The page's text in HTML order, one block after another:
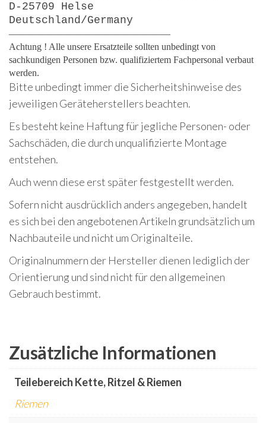
D-25709 Helse
Deutschland/Germany
—————————————————
Achtung ! Alle unsere Ersatzteile sollten unbedingt von
sachkundigen Personen bzw. qualifiziertem Fachpersonal verbaut
werden.
Bitte unbedingt immer die Sicherheitshinweise des
jeweiligen Geräteherstellers beachten.
Es besteht keine Haftung für jegliche Personen- oder
Sachschäden, die durch unqualifizierte Montage
entstehen.
Auch wenn diese erst später festgestellt werden.
Sofern nicht ausdrücklich anders angegeben, handelt
es sich bei den angebotenen Artikeln grundsätzlich um
Nachbauteile und nicht um Originalteile.
Originalnummern der Hersteller dienen lediglich der
Orientierung und sind nicht für den allgemeinen
Gebrauch bestimmt.
Zusätzliche Informationen
Teilebereich Kette, Ritzel & Riemen
Riemen